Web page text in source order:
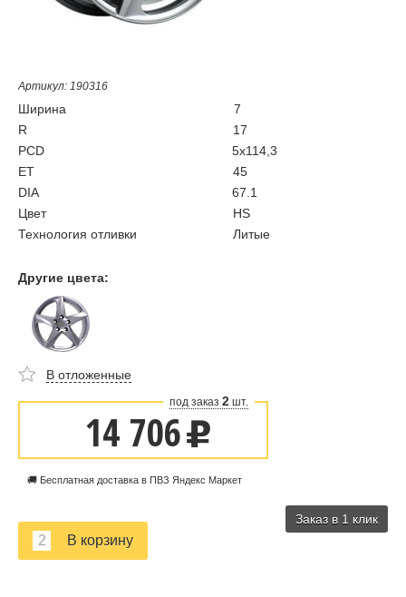
Артикул: 190316
Ширина
7
R
17
PCD
5x114,3
ET
45
DIA
67.1
Цвет
HS
Технология отливки
Литые
Другие цвета:
В отложенные
под заказ 2 шт.
14 706u
🚚 Бесплатная доставка в ПВЗ Яндекс Маркет
Заказ в 1 клик